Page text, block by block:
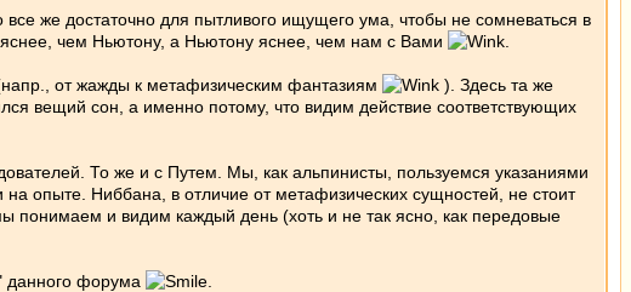
все же достаточно для пытливого ищущего ума, чтобы не сомневаться в
чем Ньютону, а Ньютону яснее, чем нам с Вами
от жажды к метафизическим фантазиям
). Здесь та же
вещий сон, а именно потому, что видим действие соответствующих
То же и с Путем. Мы, как альпинисты, пользуемся указаниями
опыте. Ниббана, в отличие от метафизических сущностей, не стоит
и видим каждый день (хоть и не так ясно, как передовые
данного форума